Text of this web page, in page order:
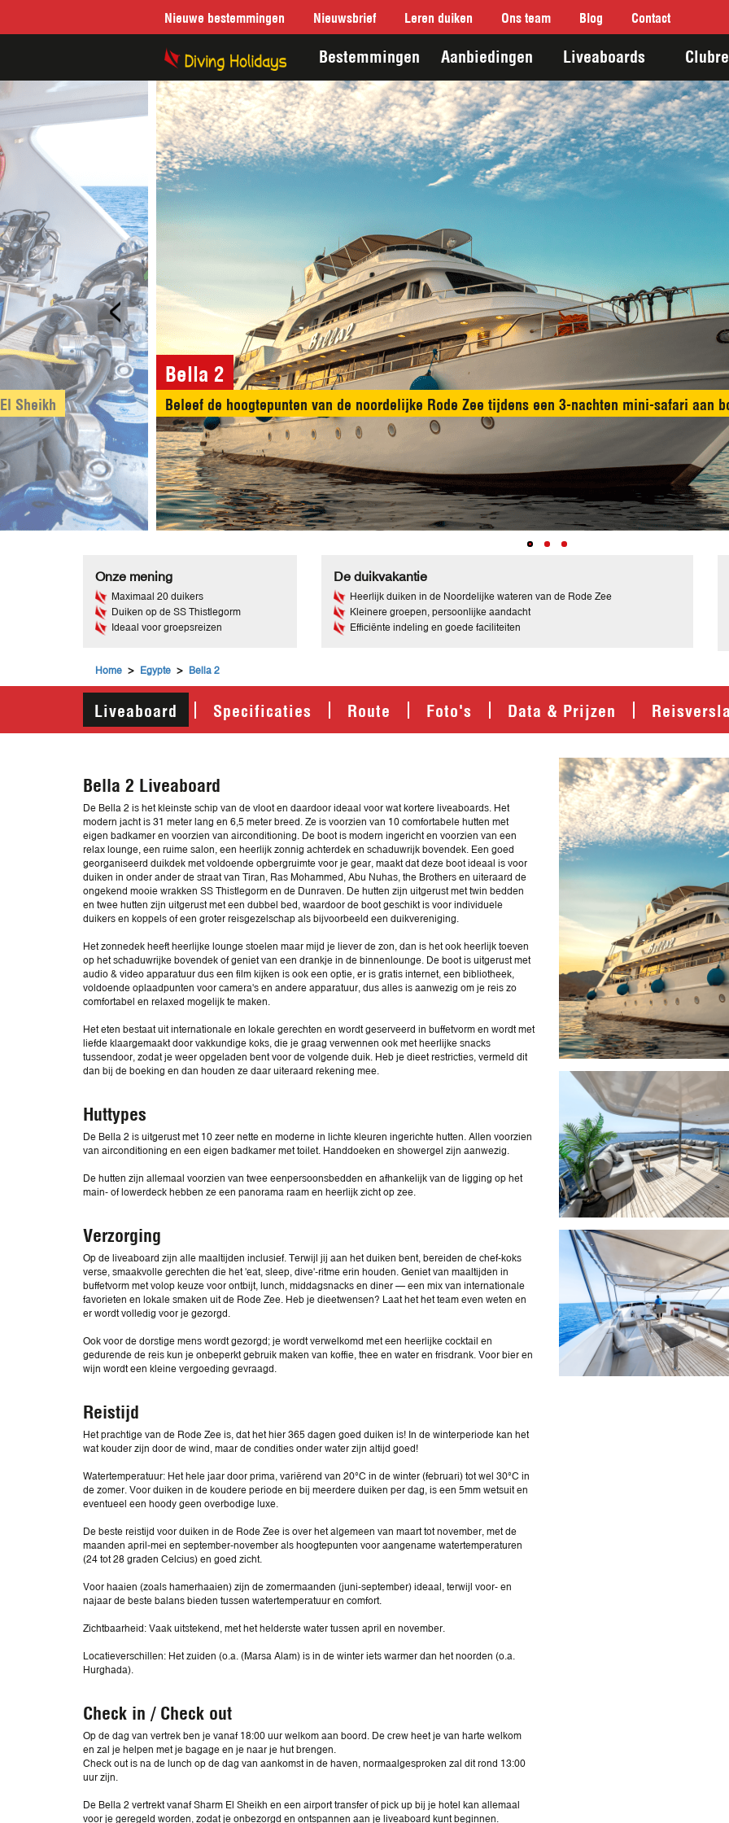
Nieuwe bestemmingen Nieuwsbrief Leren duiken Ons team Blog Contact
Bestemmingen Aanbiedingen Liveaboards
Bella 2
Bella 2
De Bella 2 biedt een ontspannen liveaboardervaring met comfortabele hutten, zonnedekken
<
Onze mening
Maximaal 20 duikers
Duiken op de SS Thistlegorm
Ideaal voor groepsreizen
De duikvakantie
Heerlijk duiken in de Noordelijke wateren van de Rode Zee
Kleinere groepen, persoonlijke aandacht
Efficiënte indeling en goede faciliteiten
Home > Egypte > Bella 2
Liveaboard Specificaties Route Foto's Data & Prijzen
Bella 2 Liveaboard
De Bella 2 is het kleinste schip van de vloot en daardoor ideaal voor wat kortere liveaboards. Het
modern jacht is 31 meter lang en 6,5 meter breed. Ze is voorzien van 10 comfortabele hutten met
eigen badkamer en voorzien van airconditioning. De boot is modern ingericht en voorzien van een
relax lounge, een ruime salon, een heerlijk zonnig achterdek en schaduwrijk bovendek. Een goed
georganiseerd duikdek met voldoende opbergruimte voor je gear, maakt dat deze boot ideaal is voor
duiken in onder ander de straat van Tiran, Ras Mohammed, Abu Nuhas, the Brothers en uiteraard de
ongekend mooie wrakken SS Thistlegorm en de Dunraven. De hutten zijn uitgerust met twin bedden
en twee hutten zijn uitgerust met een dubbel bed, waardoor de boot geschikt is voor individuele
duikers en koppels of een groter reisgezelschap als bijvoorbeeld een duikvereniging.
Het zonnedek heeft heerlijke lounge stoelen maar mijd je liever de zon, dan is het ook heerlijk toeven
op het schaduwrijke bovendek of geniet van een drankje in de binnenlounge. De boot is uitgerust met
audio & video apparatuur dus een film kijken is ook een optie, er is gratis internet, een bibliotheek,
voldoende oplaadpunten voor camera's en andere apparatuur, dus alles is aanwezig om je reis zo
comfortabel en relaxed mogelijk te maken.
Het eten bestaat uit internationale en lokale gerechten en wordt geserveerd in buffetvorm en wordt met
liefde klaargemaakt door vakkundige koks, die je graag verwennen ook met heerlijke snacks
tussendoor, zodat je weer opgeladen bent voor de volgende duik. Heb je dieet restricties, vermeld dit
dan bij de boeking en dan houden ze daar uiteraard rekening mee.
Huttypes
De Bella 2 is uitgerust met 10 zeer nette en moderne in lichte kleuren ingerichte hutten. Allen voorzien
van airconditioning en een eigen badkamer met toilet. Handdoeken en showergel zijn aanwezig.
De hutten zijn allemaal voorzien van twee eenpersoonsbedden en afhankelijk van de ligging op het
main- of lowerdeck hebben ze een panorama raam en heerlijk zicht op zee.
Verzorging
Op de liveaboard zijn alle maaltijden inclusief. Terwijl jij aan het duiken bent, bereiden de chef-koks
verse, smaakvolle gerechten die het 'eat, sleep, dive'-ritme erin houden. Geniet van maaltijden in
buffetvorm met volop keuze voor ontbijt, lunch, middagsnacks en diner — een mix van internationale
favorieten en lokale smaken uit de Rode Zee. Heb je dieetwensen? Laat het het team even weten en
er wordt volledig voor je gezorgd.
Ook voor de dorstige mens wordt gezorgd; je wordt verwelkomd met een heerlijke cocktail en
gedurende de reis kun je onbeperkt gebruik maken van koffie, thee en water en frisdrank. Voor bier en
wijn wordt een kleine vergoeding gevraagd.
Reistijd
Het prachtige van de Rode Zee is, dat het hier 365 dagen goed duiken is! In de winterperiode kan het
wat kouder zijn door de wind, maar de condities onder water zijn altijd goed!
Watertemperatuur: Het hele jaar door prima, variërend van 20°C in de winter (februari) tot wel 30°C in
de zomer. Voor duiken in de koudere periode en bij meerdere duiken per dag, is een 5mm wetsuit en
eventueel een hoody geen overbodige luxe.
De beste reistijd voor duiken in de Rode Zee is over het algemeen van maart tot november, met de
maanden april-mei en september-november als hoogtepunten voor aangename watertemperaturen
(24 tot 28 graden Celcius) en goed zicht.
Voor haaien (zoals hamerhaaien) zijn de zomermaanden (juni-september) ideaal, terwijl voor- en
najaar de beste balans bieden tussen watertemperatuur en comfort.
Zichtbaarheid: Vaak uitstekend, met het helderste water tussen april en november.
Locatieverschillen: Het zuiden (o.a. (Marsa Alam) is in de winter iets warmer dan het noorden (o.a.
Hurghada).
Check in / Check out
Op de dag van vertrek ben je vanaf 18:00 uur welkom aan boord. De crew heet je van harte welkom
en zal je helpen met je bagage en je naar je hut brengen.
Check out is na de lunch op de dag van aankomst in de haven, normaalgesproken zal dit rond 13:00
uur zijn.
De Bella 2 vertrekt vanaf Sharm El Sheikh en een airport transfer of pick up bij je hotel kan allemaal
voor je geregeld worden, zodat je onbezorgd en ontspannen aan je liveaboard kunt beginnen.